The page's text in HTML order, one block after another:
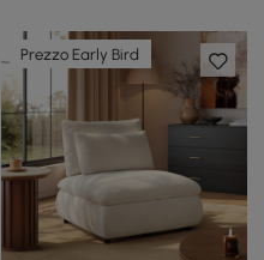
Prezzo Early Bird